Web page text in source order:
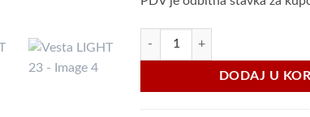
Vesta LIGHT 23 količina
DODAJ U